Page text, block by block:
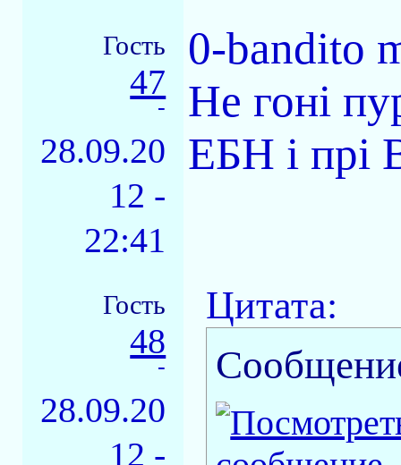
Гость
47
-
28.09.20
12 -
22:41
0-bandito
Не гоні
ЕБН і прі
Гость
48
-
28.09.20
12 -
Цитата: